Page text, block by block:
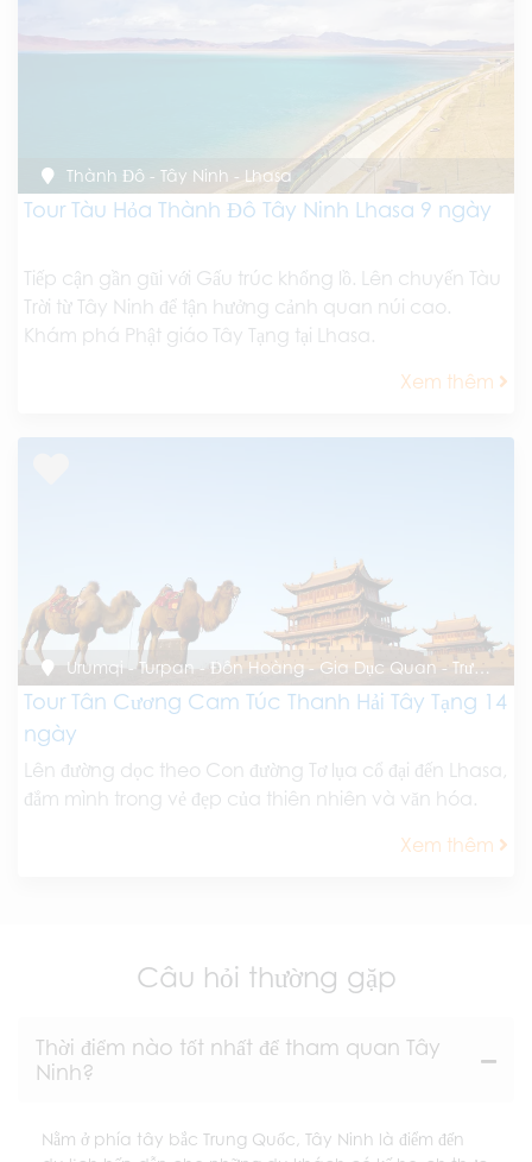
Thành Đô - Tây Ninh - Lhasa
Tour Tàu Hỏa Thành Đô Tây Ninh Lhasa 9 ngày
Tiếp cận gần gũi với Gấu trúc khổng lồ. Lên chuyến Tàu
Trời từ Tây Ninh để tận hưởng cảnh quan núi cao.
Khám phá Phật giáo Tây Tạng tại Lhasa.
Xem thêm
Urumqi - Turpan - Đôn Hoàng - Gia Dục Quan - Trương Dịch - Tây Ninh - Lhasa
Tour Tân Cương Cam Túc Thanh Hải Tây Tạng 14
ngày
Lên đường dọc theo Con đường Tơ lụa cổ đại đến Lhasa,
đắm mình trong vẻ đẹp của thiên nhiên và văn hóa.
Xem thêm
Câu hỏi thường gặp
Thời điểm nào tốt nhất để tham quan Tây
Ninh?
Nằm ở phía tây bắc Trung Quốc, Tây Ninh là điểm đến